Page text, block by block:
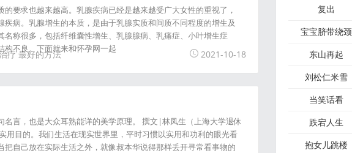
要求也越来越高。乳腺疾病已经是越来越受广大女性的重视了，
病。乳腺增生的本质，是由于乳腺实质和间质不同程度的增生及
称很多，包括纤维囊性增生、乳腺腺病、乳痛症、小叶增生症
构不良。下面就来和怀孕网一起
疗 最好的方法 2021-10-18
名言，也是大众耳熟能详的美学原理。 撰文|林凤生（上海大学退休
用目的。我们生活在现实世界里，平时习惯以实用和功利的眼光看
自己放在实际生活之外，就像叔本华说得那样丢开寻常看事物的
复出
宝宝脐带绕颈
东山再起
刘松仁米雪
当笑话看
跌宕人生
抱女儿跳楼